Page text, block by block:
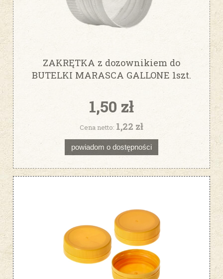
ZAKRĘTKA z dozownikiem do
BUTELKI MARASCA GALLONE 1szt.
1,50 zł
Cena netto: 1,22 zł
powiadom o dostępności